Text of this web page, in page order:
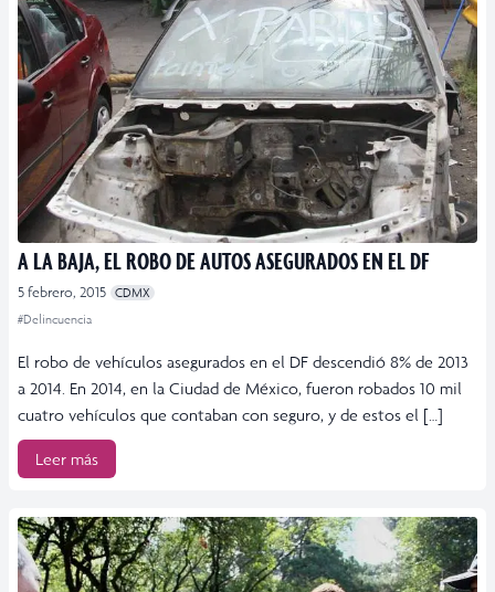
A LA BAJA, EL ROBO DE AUTOS ASEGURADOS EN EL DF
5 febrero, 2015 CDMX
#Delincuencia
El robo de vehículos asegurados en el DF descendió 8% de 2013
a 2014. En 2014, en la Ciudad de México, fueron robados 10 mil
cuatro vehículos que contaban con seguro, y de estos el […]
Leer más